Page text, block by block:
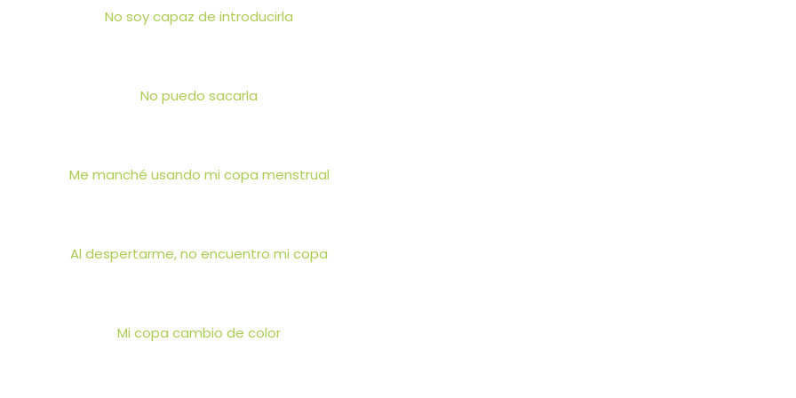
No soy capaz de introducirla
No puedo sacarla
Me manché usando mi copa menstrual
Al despertarme, no encuentro mi copa
Mi copa cambio de color